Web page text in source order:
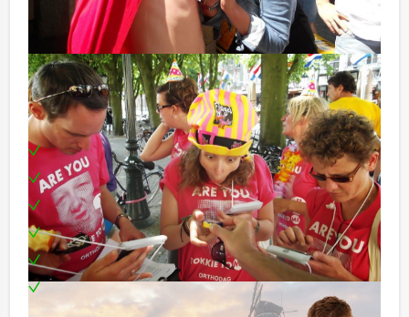
Bovengenoemde tijden zijn indicatief en kunnen naar
uw wensen worden aangepast. Neem voor meer
informatie contact op met onze professionele
medewerkers.
Inclusief:
Enthousiaste begeleiding
Filmcamera tijdens het spel
Filmpjes ontvangt u na afloop digitaal
Uitgebreide 3-gangen lunch
Leuke prijs voor het winnende team
Te boeken op uw gewenste dag en tijdstip!